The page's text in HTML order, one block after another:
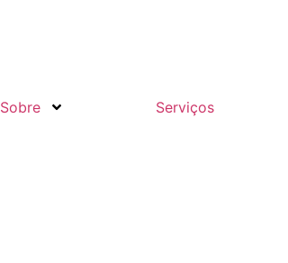
Sobre Serviços